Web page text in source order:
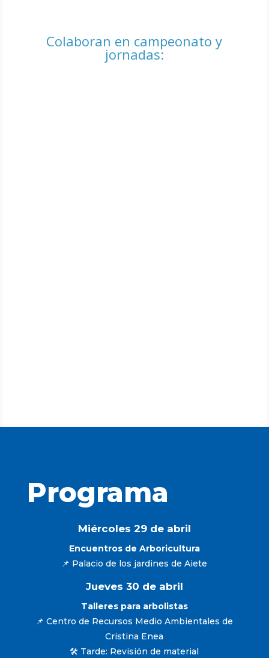
Colaboran en campeonato y
jornadas:
Programa
Miércoles 29 de abril
Encuentros de Arboricultura
📌 Palacio de los jardines de Aiete
Jueves 30 de abril
Talleres para arbolistas
📌 Centro de Recursos Medio Ambientales de
Cristina Enea
🛠️ Tarde: Revisión de material